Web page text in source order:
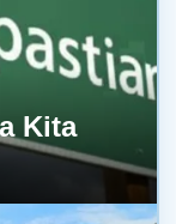
Kita